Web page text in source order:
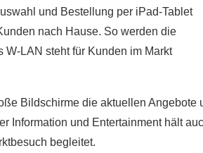
und Bestellung per iPad-Tablet
nach Hause. So werden die
LAN steht für Kunden im Markt
Bildschirme die aktuellen Angebote
Information und Entertainment hält
begleitet.